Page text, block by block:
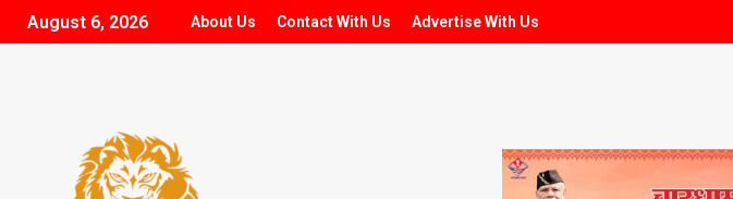
August 6, 2026 About Us Contact With Us Advertise With Us